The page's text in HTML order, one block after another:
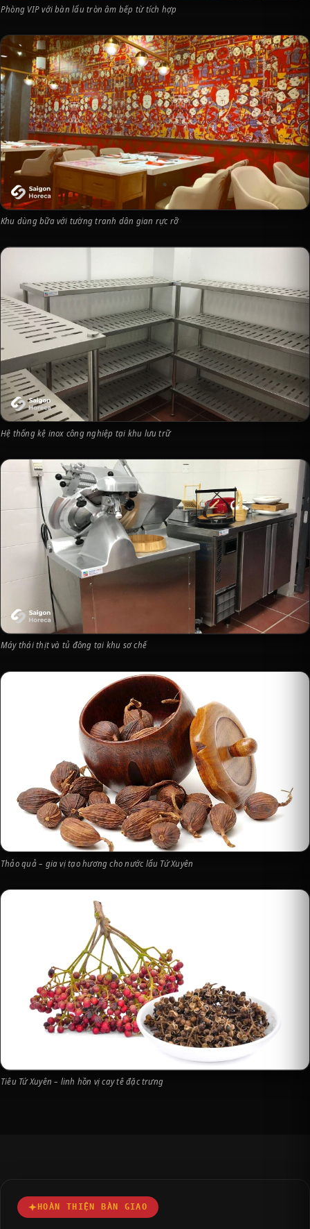
Phòng VIP với bàn lẩu tròn âm bếp từ tích hợp
Khu dùng bữa với tường tranh dân gian rực rỡ
Hệ thống kệ inox công nghiệp tại khu lưu trữ
Máy thái thịt và tủ đông tại khu sơ chế
Thảo quả – gia vị tạo hương cho nước lẩu Tứ Xuyên
Tiêu Tứ Xuyên – linh hồn vị cay tê đặc trưng
HOÀN THIỆN BÀN GIAO